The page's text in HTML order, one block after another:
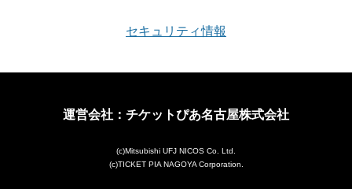
セキュリティ情報
運営会社：チケットぴあ名古屋株式会社
(c)Mitsubishi UFJ NICOS Co. Ltd.
(c)TICKET PIA NAGOYA Corporation.